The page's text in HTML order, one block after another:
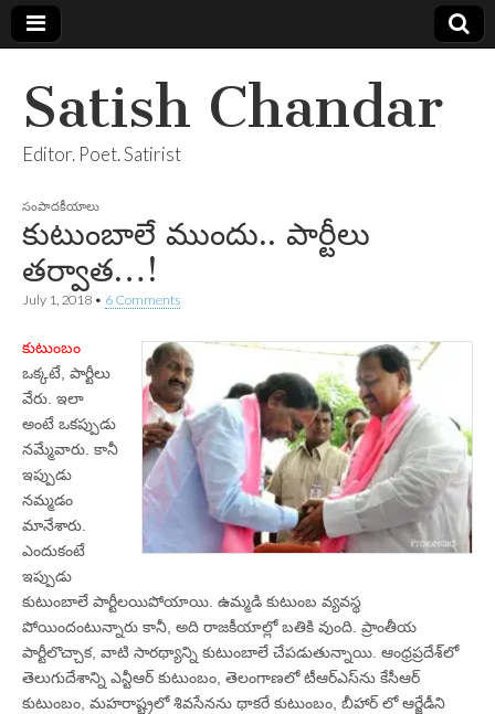
Satish Chandar
Editor. Poet. Satirist
సంపాదకీయాలు
కుటుంబాలే ముందు.. పార్టీలు
తర్వాత…!
July 1, 2018 • 6 Comments
కుటుంబం
ఒక్కటే, పార్టీలు
వేరు. ఇలా
అంటే ఒకప్పుడు
నమ్మేవారు. కానీ
ఇప్పుడు
నమ్మడం
మానేశారు.
ఎందుకంటే
ఇప్పుడు
కుటుంబాలే పార్టీలయిపోయాయి. ఉమ్మడి కుటుంబ వ్యవస్థ
పోయిందంటున్నారు కానీ, అది రాజకీయాల్లో బతికి వుంది. ప్రాంతీయ
పార్టీలొచ్చాక, వాటి సారథ్యాన్ని కుటుంబాలే చేపడుతున్నాయి. ఆంధ్రప్రదేశ్‌లో
తెలుగుదేశాన్ని ఎన్టీఆర్‌ కుటుంబం, తెలంగాణలో టీఆర్‌ఎస్‌ను కేసీఆర్‌
కుటుంబం, మహరాష్ట్రలో శివసేనను థాకరే కుటుంబం, బీహార్‌ లో ఆర్జేడీని